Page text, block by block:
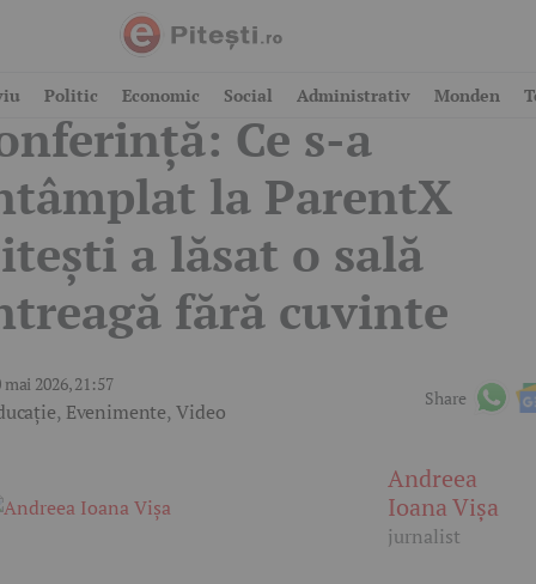
Politic Economic Social Administrativ Monden
a fost doar o
Ce s-a
la ParentX
a lăsat o sală
fără cuvinte
mai 2026, 21:57
, Evenimente,Video
Share
Andreea
Ioana Vișa
jurnalist